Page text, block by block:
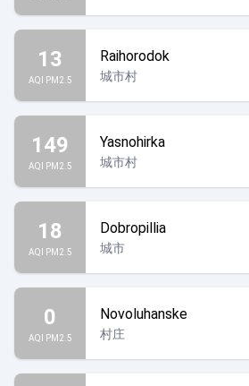
13
AQI PM2.5
Raihorodok
城市村
149
AQI PM2.5
Yasnohirka
城市村
18
AQI PM2.5
Dobropillia
城市
0
AQI PM2.5
Novoluhanske
村庄